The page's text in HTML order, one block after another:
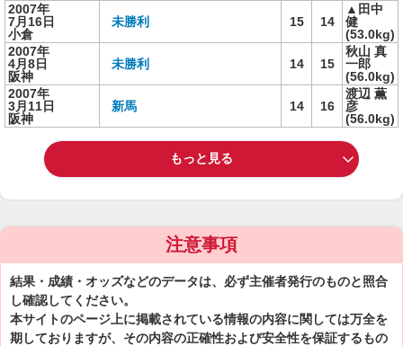
2007年
7月16日
小倉
未勝利 15 14
▲田中
健
(53.0kg)
2007年
4月8日
阪神
未勝利 14 15
秋山 真
一郎
(56.0kg)
2007年
3月11日
阪神
新馬 14 16
渡辺 薫
彦
(56.0kg)
もっと見る
注意事項
結果・成績・オッズなどのデータは、必ず主催者発行のものと照合
し確認してください。
本サイトのページ上に掲載されている情報の内容に関しては万全を
期しておりますが、その内容の正確性および安全性を保証するもの